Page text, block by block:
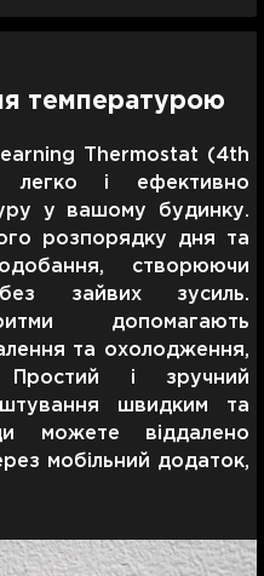
температурою
Thermostat (4th
і ефективно
у вашому будинку.
розпорядку дня та
створюючи
зайвих зусиль.
допомагають
та охолодження,
Простий і зручний
швидким та
можете віддалено
мобільний додаток,